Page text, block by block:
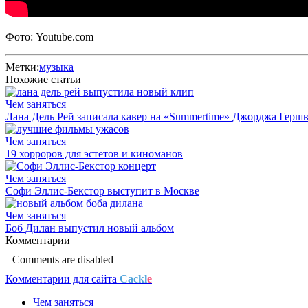
Фото: Youtube.com
Метки:музыка
Похожие статьи
Чем заняться
Лана Дель Рей записала кавер на «Summertime» Джорджа
Чем заняться
19 хорроров для эстетов и киноманов
Чем заняться
Софи Эллис-Бекстор выступит в Москве
Чем заняться
Боб Дилан выпустил новый альбом
Комментарии
Comments are disabled
Комментарии для сайта Cackle
Чем заняться